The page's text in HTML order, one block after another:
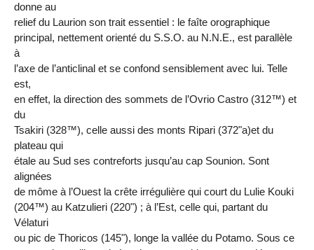
donne au
relief du Laurion son trait essentiel : le faîte orographique
principal, nettement orienté du S.S.O. au N.N.E., est parallèle
à
l’axe de l’anticlinal et se confond sensiblement avec lui. Telle
est,
en effet, la direction des sommets de l’Ovrio Castro (312™) et
du
Tsakiri (328™), celle aussi des monts Ripari (372"a)et du
plateau qui
étale au Sud ses contreforts jusqu’au cap Sounion. Sont
alignées
de môme à l’Ouest la crête irrégulière qui court du Lulie Kouki
(204™) au Katzulieri (220") ; à l’Est, celle qui, partant du
Vélaturi
ou pic de Thoricos (145"), longe la vallée du Potamo. Sous ce